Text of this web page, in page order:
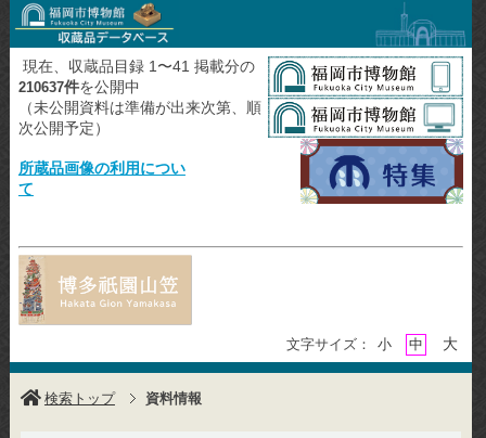
現在、収蔵品目録 1〜41 掲載分の
210637件を公開中
（未公開資料は準備が出来次第、順
次公開予定）
所蔵品画像の利用につい
て
文字サイズ： 小 中 大
検索トップ 資料情報